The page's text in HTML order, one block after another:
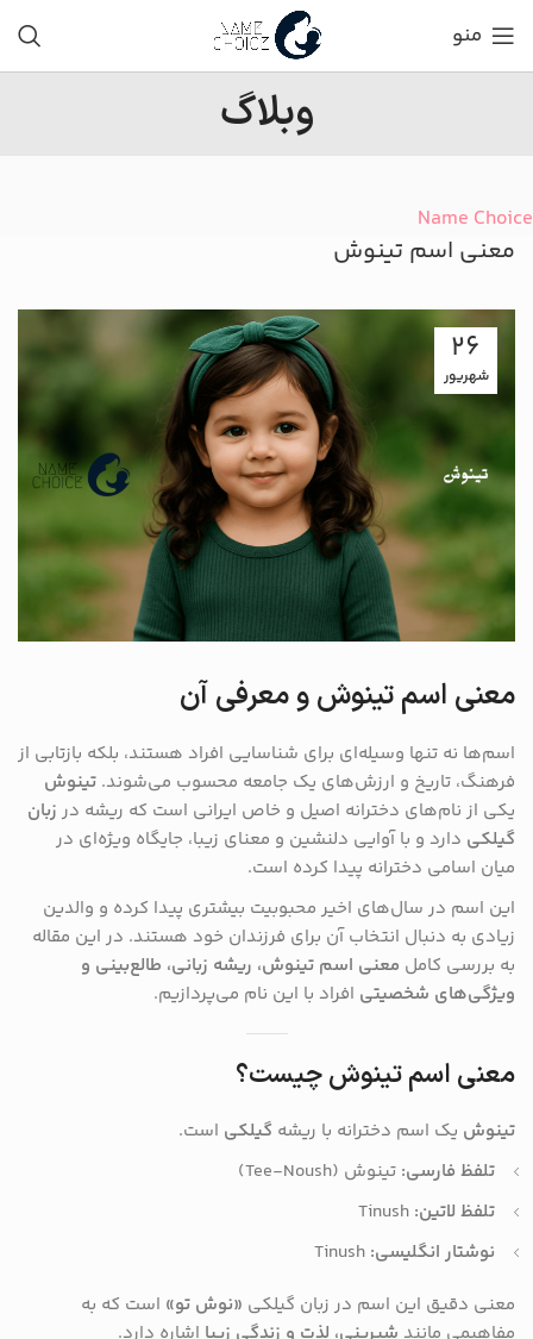
منو
وبلاگ
Name Choice
معنی اسم تینوش
26
شهریور
معنی اسم تینوش و معرفی آن
اسم‌ها نه تنها وسیله‌ای برای شناسایی افراد هستند، بلکه بازتابی از
فرهنگ، تاریخ و ارزش‌های یک جامعه محسوب می‌شوند. تینوش
یکی از نام‌های دخترانه اصیل و خاص ایرانی است که ریشه در زبان
گیلکی دارد و با آوایی دلنشین و معنای زیبا، جایگاه ویژه‌ای در
میان اسامی دخترانه پیدا کرده است.
این اسم در سال‌های اخیر محبوبیت بیشتری پیدا کرده و والدین
زیادی به دنبال انتخاب آن برای فرزندان خود هستند. در این مقاله
به بررسی کامل معنی اسم تینوش، ریشه زبانی، طالع‌بینی و
ویژگی‌های شخصیتی افراد با این نام می‌پردازیم.
معنی اسم تینوش چیست؟
تینوش یک اسم دخترانه با ریشه گیلکی است.
تلفظ فارسی: تینوش (Tee-Noush)
تلفظ لاتین:
نوشتار انگلیسی:
معنی دقیق این اسم در زبان گیلکی «نوش تو» است که به
مفاهیمی مانند شیرینی، لذت و زندگی زیبا اشاره دارد.